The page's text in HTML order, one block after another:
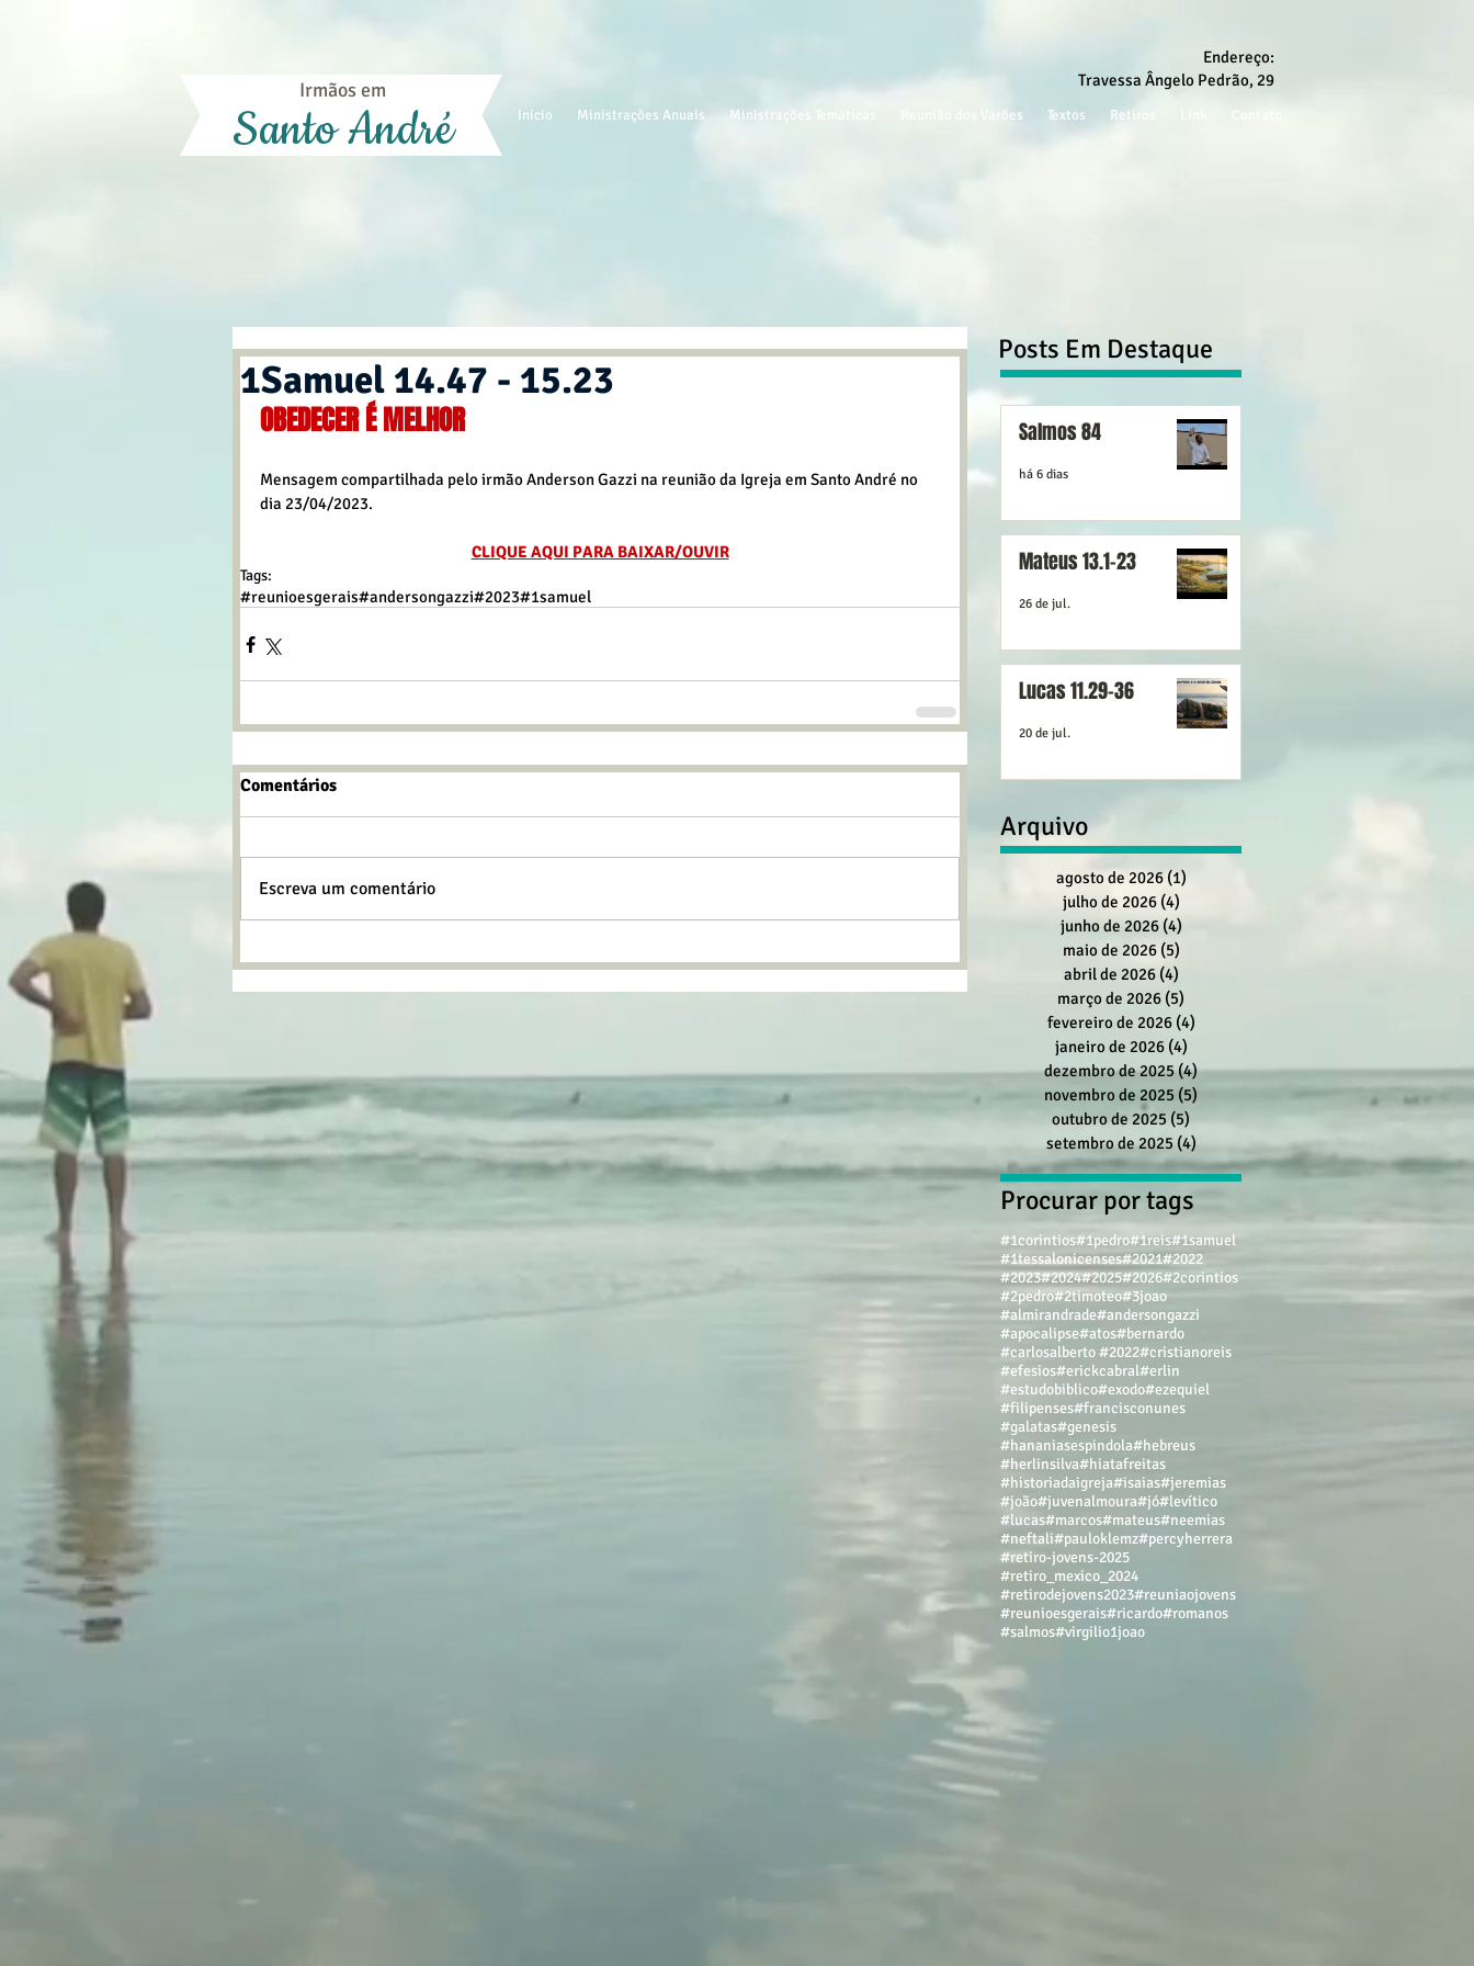
Início Ministrações Anuais Ministrações Temáticas Reunião dos Varões Textos Retiros
Endereço:
Travessa Ângelo Pedrão, 29
Irmãos em
Santo André
1Samuel 14.47 - 15.23
OBEDECER É MELHOR
Mensagem compartilhada pelo irmão Anderson Gazzi na reunião da Igreja em Santo André no
dia 23/04/2023.
CLIQUE AQUI PARA BAIXAR/OUVIR
Tags:
#reunioesgerais#andersongazzi#2023#1samuel
Comentários
Escreva um comentário
Posts Em Destaque
Salmos 84
há 6 dias
Mateus 13.1-23
26 de jul.
Lucas 11.29-36
20 de jul.
Arquivo
agosto de 2026 (1)
julho de 2026 (4)
junho de 2026 (4)
maio de 2026 (5)
abril de 2026 (4)
março de 2026 (5)
fevereiro de 2026 (4)
janeiro de 2026 (4)
dezembro de 2025(4)4 posts
novembro de 2025 (5)
outubro de 2025 (5) 5 posts
setembro de 2025 (4)
Procurar por tags
#1corintios#1pedro#1reis#1samuel
#1tessalonicenses#2021#2022
#2023#2024#2025#2026#2corintios
#2pedro#2timoteo#3joao
#almirandrade#andersongazzi
#apocalipse#atos#bernardo
#carlosalberto #2022#cristianoreis
#efesios#erickcabral#erlin
#estudobiblico#exodo#ezequiel
#filipenses#francisconunes
#galatas#genesis
#hananiasespindola#hebreus
#herlinsilva#hiatafreitas
#historiadaigreja#isaias#jeremias
#joão#juvenalmoura#jó#levítico
#lucas#marcos#mateus#neemias
#neftali#pauloklemz#percyherrera
#retiro-jovens-2025
#retiro_mexico_2024
#retirodejovens2023#reuniaojovens
#reunioesgerais#ricardo#romanos
#salmos#virgilio1joao